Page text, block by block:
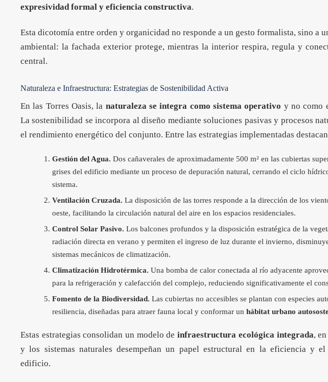
expresividad formal y eficiencia constructiva.
Esta dicotomía entre orden y organicidad no responde a un gesto formalista, sino a
ambiental: la fachada exterior protege, mientras la interior respira, regula y
central.
Naturaleza e Infraestructura: Estrategias de Sostenibilidad Activa
En las Torres Oasis, la naturaleza se integra como sistema operativo y no como
La sostenibilidad se incorpora al diseño mediante soluciones pasivas y procesos
el rendimiento energético del conjunto. Entre las estrategias implementadas
Gestión del Agua. Dos cañaverales de aproximadamente 500 m² en las cubiertas
grises del edificio mediante un proceso de depuración natural, cerrando el ciclo
sistema.
Ventilación Cruzada. La disposición de las torres responde a la dirección de los
oeste, facilitando la circulación natural del aire en los espacios residenciales.
Control Solar Pasivo. Los balcones profundos y la disposición estratégica de la
radiación directa en verano y permiten el ingreso de luz durante el invierno,
sistemas mecánicos de climatización.
Climatización Hidrotérmica. Una bomba de calor conectada al río adyacente
para la refrigeración y calefacción del complejo, reduciendo significativamente el
Fomento de la Biodiversidad. Las cubiertas no accesibles se plantan con especies
resiliencia, diseñadas para atraer fauna local y conformar unhábitat urbano
Estas estrategias consolidan un modelo deinfraestructura ecológica integrada,
y los sistemas naturales desempeñan un papel estructural en la eficiencia y
edificio.